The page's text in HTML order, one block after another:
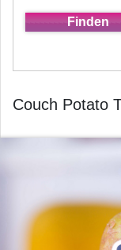
Couch Potato